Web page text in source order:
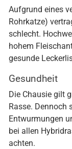
Aufgrund eines
Rohrkatze)
schlecht.
hohem
gesunde
Gesundheit
Die Chausie gilt
Rasse. Dennoch
Entwurmungen
bei allen
achten.